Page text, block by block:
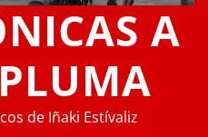
A
de Iñaki Estívaliz